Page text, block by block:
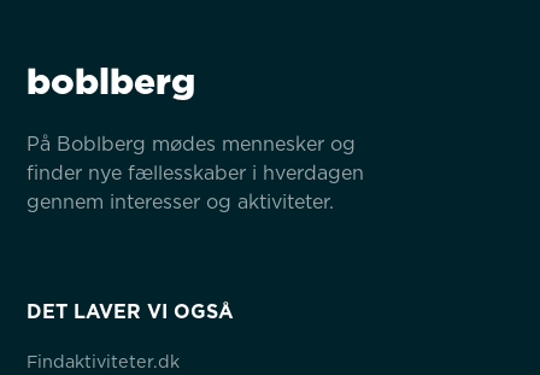
boblberg
På Boblberg mødes mennesker og
finder nye fællesskaber i hverdagen
gennem interesser og aktiviteter.
DET LAVER VI OGSÅ
Findaktiviteter.dk